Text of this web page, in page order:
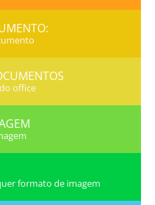
office
formato de imagem